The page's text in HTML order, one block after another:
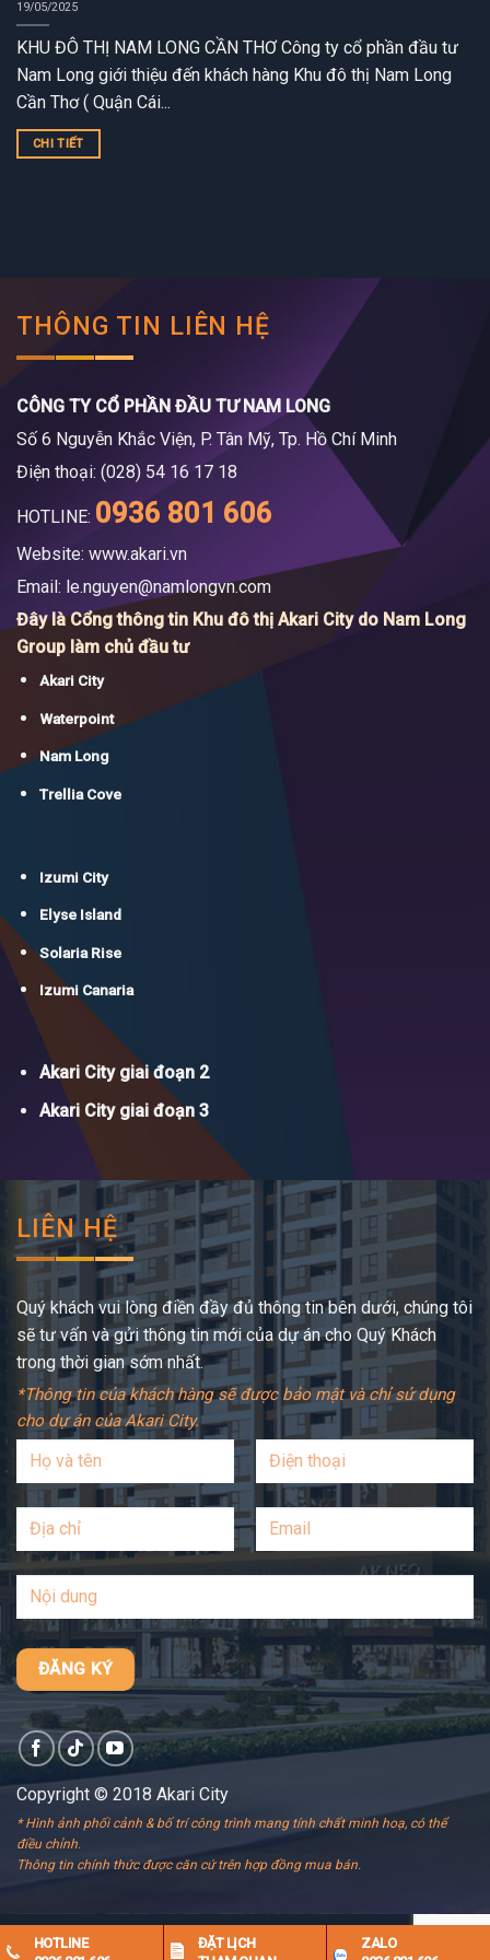
19/05/2025
KHU ĐÔ THỊ NAM LONG CẦN THƠ Công ty cổ phần đầu tư
Nam Long giới thiệu đến khách hàng Khu đô thị Nam Long
Cần Thơ ( Quận Cái...
CHI TIẾT
THÔNG TIN LIÊN HỆ
CÔNG TY CỔ PHẦN ĐẦU TƯ NAM LONG
Số 6 Nguyễn Khắc Viện, P. Tân Mỹ, Tp. Hồ Chí Minh
Điện thoại: (028) 54 16 17 18
HOTLINE: 0936 801 606
Website: www.akari.vn
Email: le.nguyen@namlongvn.com
Đây là Cổng thông tin Khu đô thị Akari City do Nam Long
Group làm chủ đầu tư
Akari City
Waterpoint
Nam Long
Trellia Cove
Izumi City
Elyse Island
Solaria Rise
Izumi Canaria
Akari City giai đoạn 2
Akari City giai đoạn 3
LIÊN HỆ
Quý khách vui lòng điền đầy đủ thông tin bên dưới, chúng tôi
sẽ tư vấn và gửi thông tin mới của dự án cho Quý Khách
trong thời gian sớm nhất.
*Thông tin của khách hàng sẽ được bảo mật và chỉ sử dụng
cho dự án của Akari City.
Copyright © 2018 Akari City
* Hình ảnh phối cảnh & bố trí công trình mang tính chất minh hoạ, có thể
điều chỉnh.
Thông tin chính thức được căn cứ trên hợp đồng mua bán.
HOTLINE
ĐẶT LỊCH
ZALO